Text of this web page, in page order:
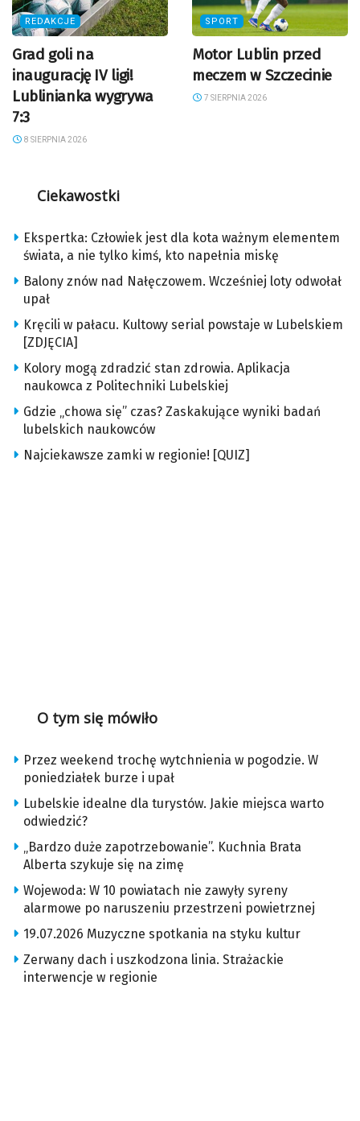
REDAKCJE
Grad goli na
inaugurację IV ligi!
Lublinianka wygrywa
7:3
8 SIERPNIA 2026
SPORT
Motor Lublin przed
meczem w Szczecinie
7 SIERPNIA 2026
Ciekawostki
Ekspertka: Człowiek jest dla kota ważnym elementem
świata, a nie tylko kimś, kto napełnia miskę
Balony znów nad Nałęczowem. Wcześniej loty odwołał
upał
Kręcili w pałacu. Kultowy serial powstaje w Lubelskiem
[ZDJĘCIA]
Kolory mogą zdradzić stan zdrowia. Aplikacja
naukowca z Politechniki Lubelskiej
Gdzie „chowa się” czas? Zaskakujące wyniki badań
lubelskich naukowców
Najciekawsze zamki w regionie! [QUIZ]
O tym się mówiło
Przez weekend trochę wytchnienia w pogodzie. W
poniedziałek burze i upał
Lubelskie idealne dla turystów. Jakie miejsca warto
odwiedzić?
„Bardzo duże zapotrzebowanie”. Kuchnia Brata
Alberta szykuje się na zimę
Wojewoda: W 10 powiatach nie zawyły syreny
alarmowe po naruszeniu przestrzeni powietrznej
19.07.2026 Muzyczne spotkania na styku kultur
Zerwany dach i uszkodzona linia. Strażackie
interwencje w regionie